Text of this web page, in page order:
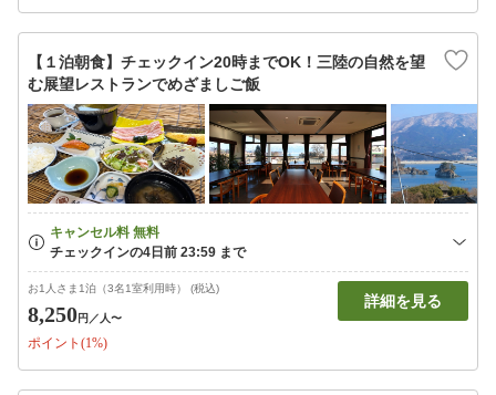
【１泊朝食】チェックイン20時までOK！三陸の自然を望
む展望レストランでめざましご飯
お1人さま1泊（3名1室利用時） (税込)
8,250円 ／人〜
ポイント(1%)
詳細を見る